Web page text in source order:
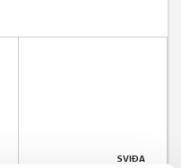
SVIĐA